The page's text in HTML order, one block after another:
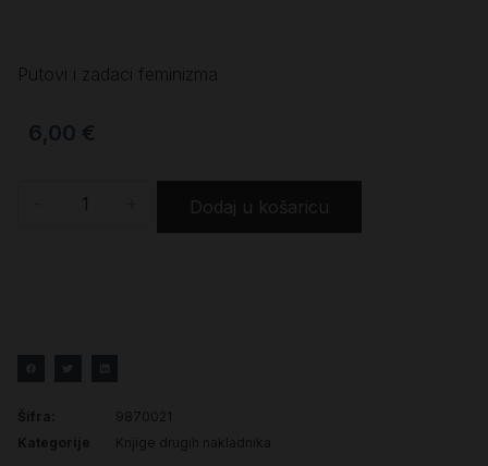
Putovi i zadaci feminizma
6,00 €
Dodaj u košaricu
Šifra:
9870021
Kategorije
Knjige drugih nakladnika